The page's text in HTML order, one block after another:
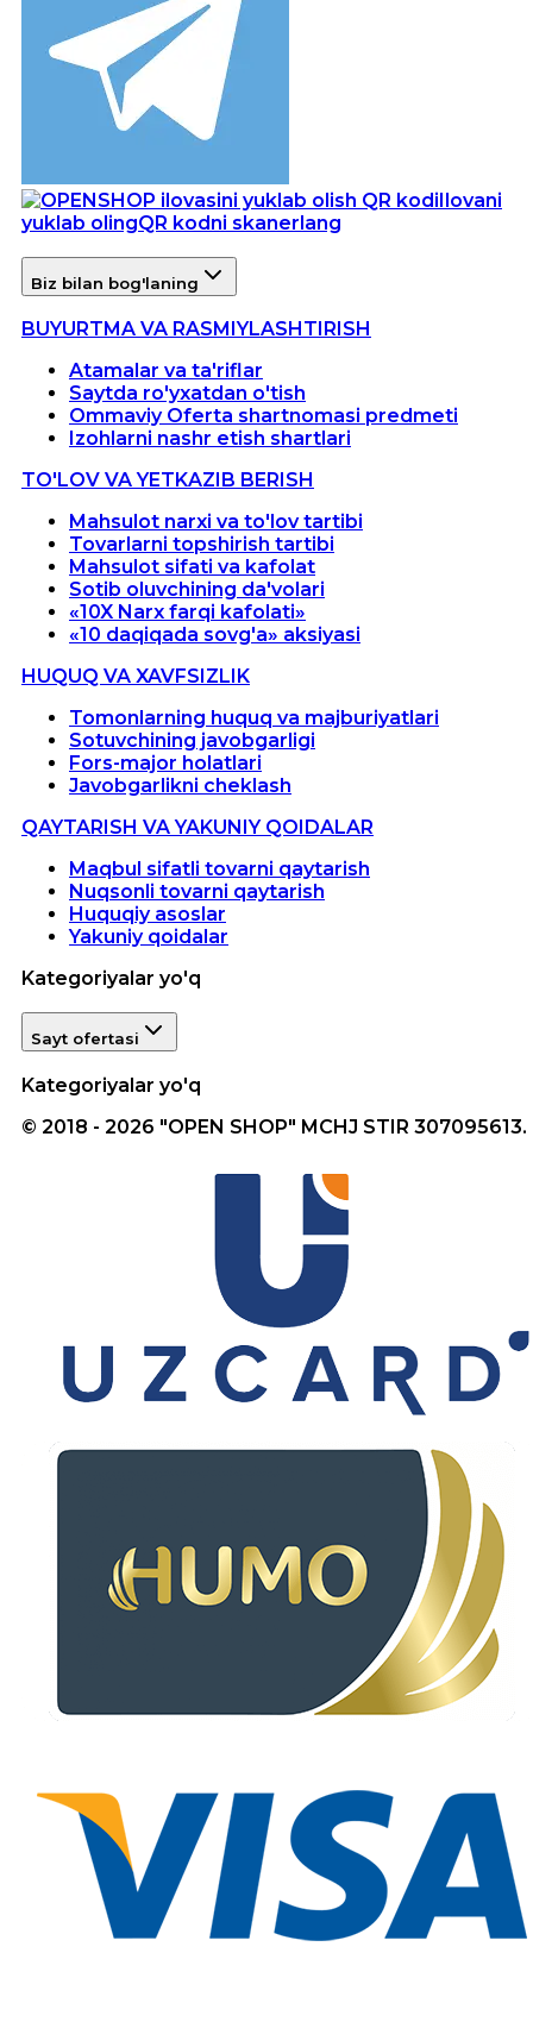
Ilovani
yuklab olingQR kodni skanerlang
Biz bilan bog'laning
BUYURTMA VA RASMIYLASHTIRISH
Atamalar va ta'riflar
Saytda ro'yxatdan o'tish
Ommaviy Oferta shartnomasi predmeti
Izohlarni nashr etish shartlari
TO'LOV VA YETKAZIB BERISH
Mahsulot narxi va to'lov tartibi
Tovarlarni topshirish tartibi
Mahsulot sifati va kafolat
Sotib oluvchining da'volari
«10X Narx farqi kafolati»
«10 daqiqada sovg'a» aksiyasi
HUQUQ VA XAVFSIZLIK
Tomonlarning huquq va majburiyatlari
Sotuvchining javobgarligi
Fors-major holatlari
Javobgarlikni cheklash
QAYTARISH VA YAKUNIY QOIDALAR
Maqbul sifatli tovarni qaytarish
Nuqsonli tovarni qaytarish
Huquqiy asoslar
Yakuniy qoidalar
Kategoriyalar yo'q
Sayt ofertasi
Kategoriyalar yo'q
© 2018 - 2026 "OPEN SHOP" MCHJ STIR 307095613.